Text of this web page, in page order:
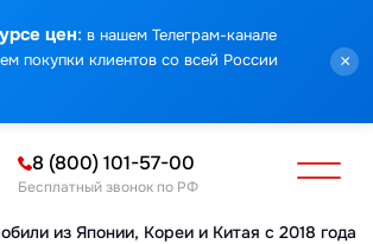
цен: в нашем Телеграм-канале
покупки клиентов со всей России
×
из Японии, Кореи и Китая с 2018 года
8 (800) 101-57-00
Бесплатный звонок по РФ